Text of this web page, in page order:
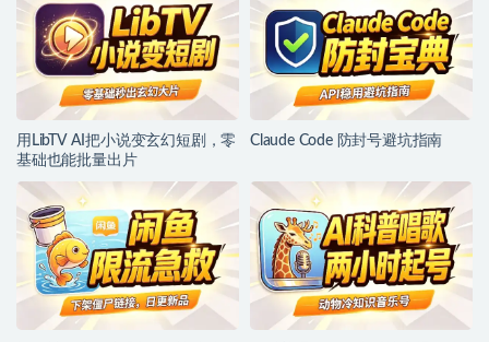
用LibTV AI把小说变玄幻短剧，零
基础也能批量出片
Claude Code 防封号避坑指南